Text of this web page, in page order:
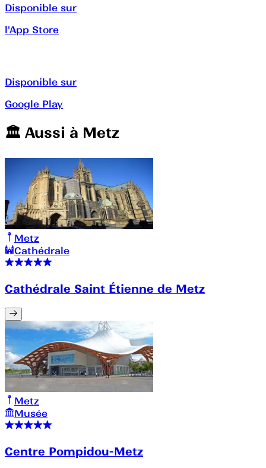
Disponible sur
l'App Store
Disponible sur
Google Play
🏛️️ Aussi à Metz
Metz
Cathédrale
Cathédrale Saint Étienne de Metz
Metz
Musée
Centre Pompidou-Metz